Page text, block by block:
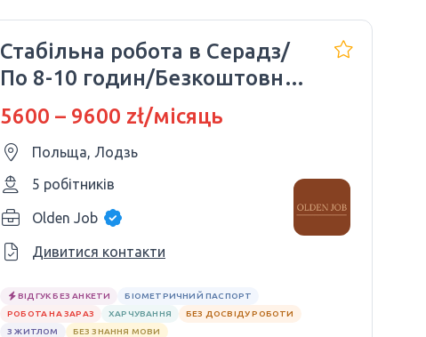
Стабільна робота в Серадз/
По 8-10 годин/Безкоштовні
обіди
5600 – 9600 zł/місяць
Польща, Лодзь
5 робітників
Olden Job
Дивитися контакти
ВІДГУК БЕЗ АНКЕТИ
БІОМЕТРИЧНИЙ ПАСПОРТ
РОБОТА НА ЗАРАЗ
ХАРЧУВАННЯ
БЕЗ ДОСВІДУ РОБОТИ
З ЖИТЛОМ
БЕЗ ЗНАННЯ МОВИ